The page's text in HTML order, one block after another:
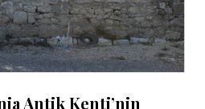
Antik Kenti’nin